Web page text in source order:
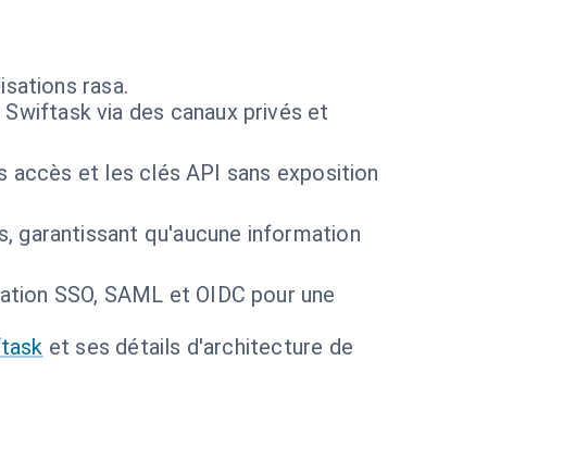
rasa.
via des canaux privés et
et les clés API sans exposition
garantissant qu'aucune information
SSO, SAML et OIDC pour une
et ses détails d'architecture de